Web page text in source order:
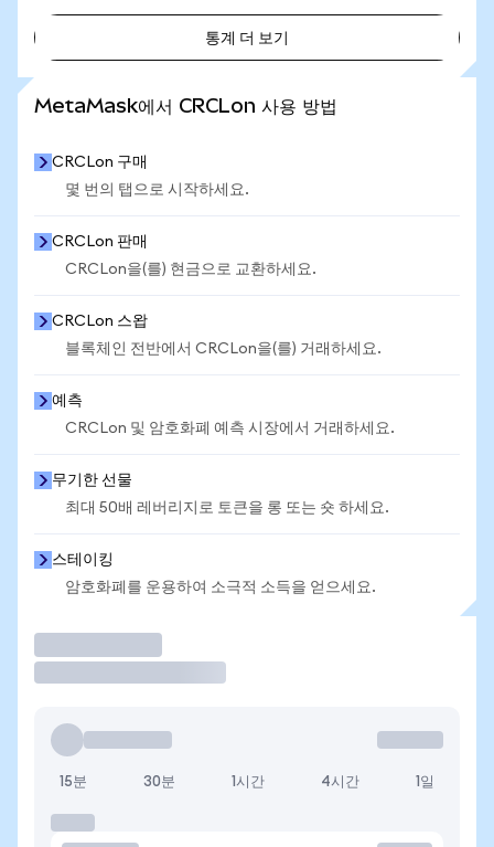
통계 더 보기
MetaMask에서 CRCLon 사용 방법
CRCLon 구매
몇 번의 탭으로 시작하세요.
CRCLon 판매
CRCLon을(를) 현금으로 교환하세요.
CRCLon 스왑
블록체인 전반에서 CRCLon을(를) 거래하세요.
예측
CRCLon 및 암호화폐 예측 시장에서 거래하세요.
무기한 선물
최대 50배 레버리지로 토큰을 롱 또는 숏 하세요.
스테이킹
암호화폐를 운용하여 소극적 소득을 얻으세요.
15분 30분 1시간 4시간 1일